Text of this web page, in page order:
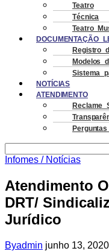
Teatro
Técnica
Teatro
DOCUMENTAÇÃO
Registro
Modelos
Sistema
NOTÍCIAS
ATENDIMENTO
Reclame
Infomes / Notícias
Atendimento
DRT/
Jurídico
Byadmin junho 13, 2020